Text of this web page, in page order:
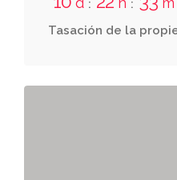
norte, con la parcela
dicho tercer plan; por
la parcela ciento
: :
Tasación de la